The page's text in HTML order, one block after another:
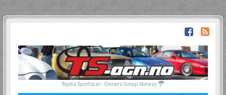
Toyota Sportscar - Owners Group Norway